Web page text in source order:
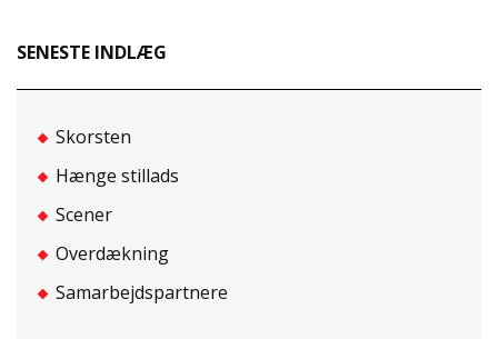
SENESTE INDLÆG
Skorsten
Hænge stillads
Scener
Overdækning
Samarbejdspartnere